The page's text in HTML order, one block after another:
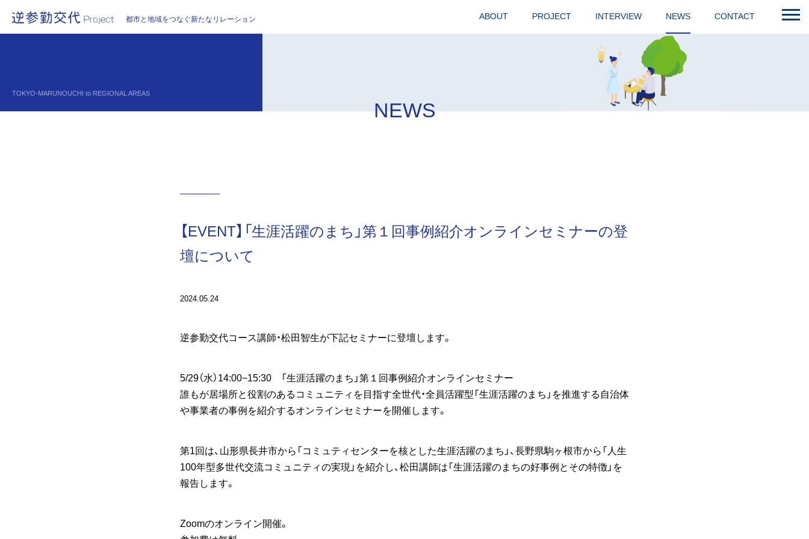
都市と地域をつなぐ新たなリレーション ABOUT PROJECT INTERVIEW NEWS CONTACT
TOKYO-MARUNOUCHI to REGIONAL AREAS
NEWS
【EVENT】「生涯活躍のまち」第１回事例紹介オンラインセミナーの登
壇について
2024.05.24
逆参勤交代コース講師・松田智生が下記セミナーに登壇します。
5/29（水）14:00−15:30 「生涯活躍のまち」第１回事例紹介オンラインセミナー
誰もが居場所と役割のあるコミュニティを目指す全世代・全員活躍型「生涯活躍のまち」を推進する自治体
や事業者の事例を紹介するオンラインセミナーを開催します。
第1回は、山形県長井市から「コミュティセンターを核とした生涯活躍のまち」、長野県駒ヶ根市から「人生
100年型多世代交流コミュニティの実現」を紹介し、松田講師は「生涯活躍のまちの好事例とその特徴」を
報告します。
Zoomのオンライン開催。